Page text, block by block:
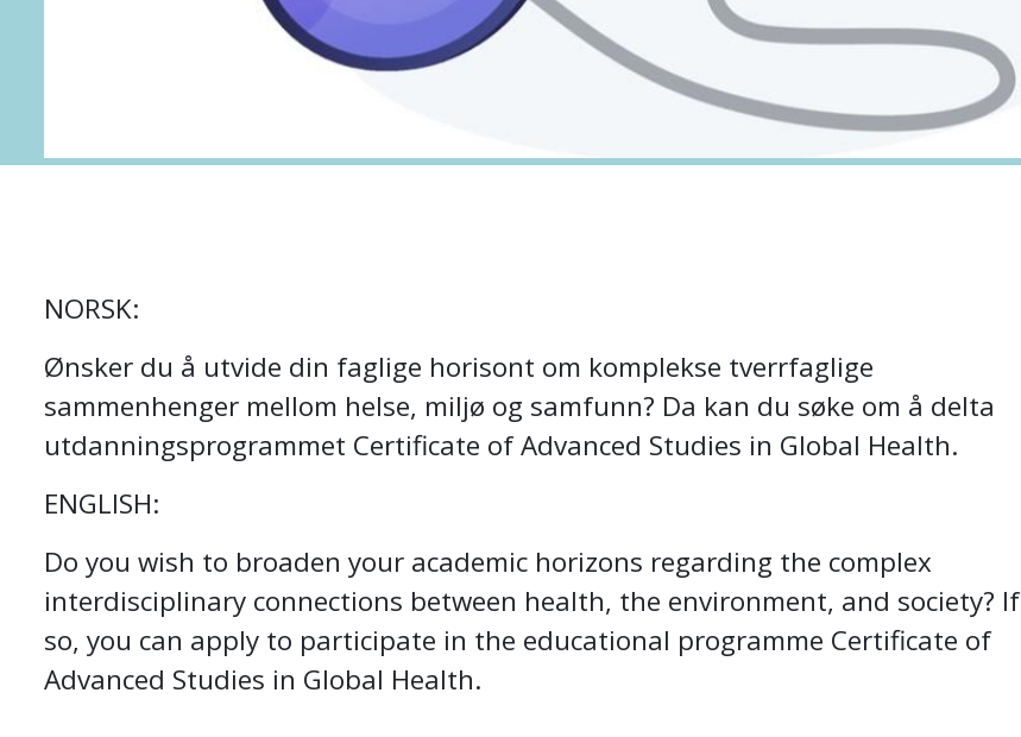
NORSK:
Ønsker du å utvide din faglige horisont om komplekse tverrfaglige
sammenhenger mellom helse, miljø og samfunn? Da kan du søke om å delta
utdanningsprogrammet Certificate of Advanced Studies in Global Health.
ENGLISH:
Do you wish to broaden your academic horizons regarding the complex
interdisciplinary connections between health, the environment, and society? If
so, you can apply to participate in the educational programme Certificate of
Advanced Studies in Global Health.